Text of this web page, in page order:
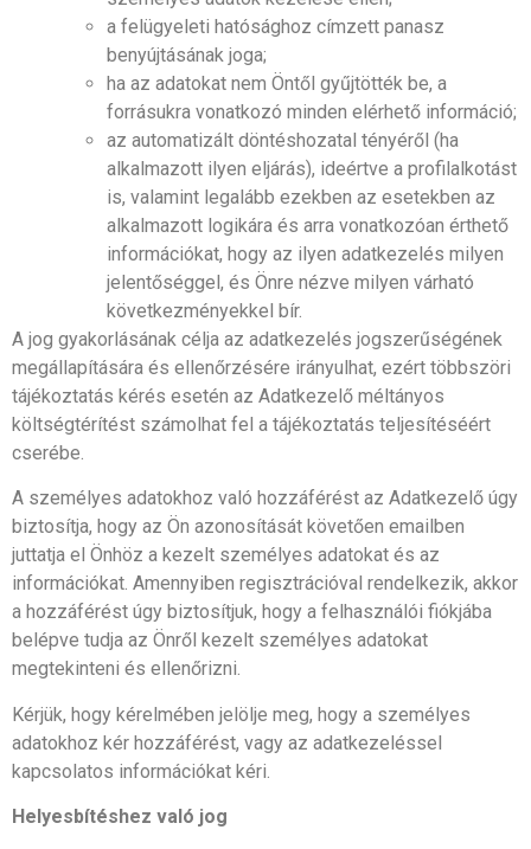
a felügyeleti hatósághoz címzett panasz
benyújtásának joga;
ha az adatokat nem Öntől gyűjtötték be, a
forrásukra vonatkozó minden elérhető információ;
az automatizált döntéshozatal tényéről (ha
alkalmazott ilyen eljárás), ideértve a profilalkotást
is, valamint legalább ezekben az esetekben az
alkalmazott logikára és arra vonatkozóan érthető
információkat, hogy az ilyen adatkezelés milyen
jelentőséggel, és Önre nézve milyen várható
következményekkel bír.
A jog gyakorlásának célja az adatkezelés jogszerűségének
megállapítására és ellenőrzésére irányulhat, ezért többszöri
tájékoztatás kérés esetén az Adatkezelő méltányos
költségtérítést számolhat fel a tájékoztatás teljesítéséért
cserébe.
A személyes adatokhoz való hozzáférést az Adatkezelő úgy
biztosítja, hogy az Ön azonosítását követően emailben
juttatja el Önhöz a kezelt személyes adatokat és az
információkat. Amennyiben regisztrációval rendelkezik, akkor
a hozzáférést úgy biztosítjuk, hogy a felhasználói fiókjába
belépve tudja az Önről kezelt személyes adatokat
megtekinteni és ellenőrizni.
Kérjük, hogy kérelmében jelölje meg, hogy a személyes
adatokhoz kér hozzáférést, vagy az adatkezeléssel
kapcsolatos információkat kéri.
Helyesbítéshez való jog